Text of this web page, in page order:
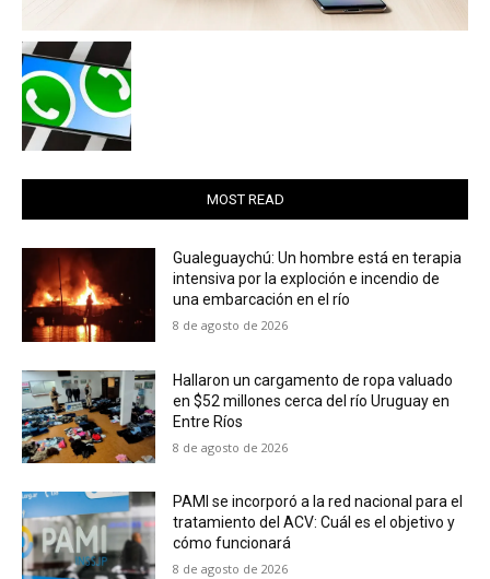
MOST READ
Gualeguaychú: Un hombre está en terapia
intensiva por la exploción e incendio de
una embarcación en el río
8 de agosto de 2026
Hallaron un cargamento de ropa valuado
en $52 millones cerca del río Uruguay en
Entre Ríos
8 de agosto de 2026
PAMI se incorporó a la red nacional para el
tratamiento del ACV: Cuál es el objetivo y
cómo funcionará
8 de agosto de 2026